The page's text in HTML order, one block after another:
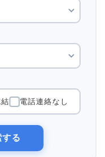
電話連絡なし
する